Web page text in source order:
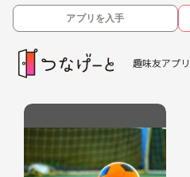
アプリを入手
趣味友アプリ